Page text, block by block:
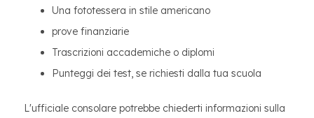
Una fototessera in stile americano
prove finanziarie
Trascrizioni accademiche o diplomi
Punteggi dei test, se richiesti dalla tua scuola
L'ufficiale consolare potrebbe chiederti informazioni sulla